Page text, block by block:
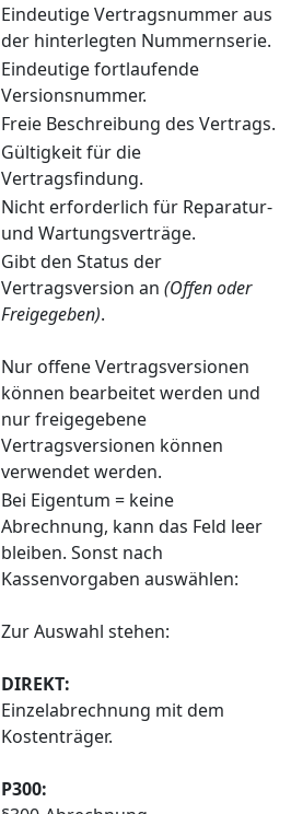
Eindeutige Vertragsnummer aus
der hinterlegten Nummernserie.
Eindeutige fortlaufende
Versionsnummer.
Freie Beschreibung des Vertrags.
Gültigkeit für die
Vertragsfindung.
Nicht erforderlich für Reparatur-
und Wartungsverträge.
Gibt den Status der
Vertragsversion an (Offen oder
Freigegeben).
Nur offene Vertragsversionen
können bearbeitet werden und
nur freigegebene
Vertragsversionen können
verwendet werden.
Bei Eigentum = keine
Abrechnung, kann das Feld leer
bleiben. Sonst nach
Kassenvorgaben auswählen:
Zur Auswahl stehen:
DIREKT:
Einzelabrechnung mit dem
Kostenträger.
P300: